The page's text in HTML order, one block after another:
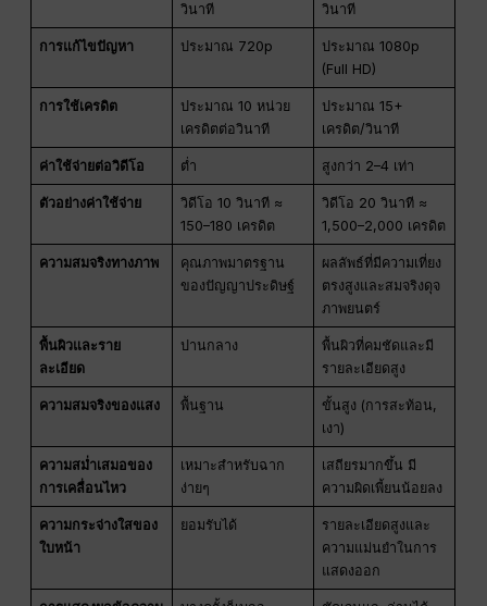
วินาที
วินาที
การแก้ไขปัญหา ประมาณ 720p
ประมาณ 1080p
(Full HD)
การใช้เครดิต
ประมาณ 10 หน่วย
เครดิตต่อวินาที
ประมาณ 15+
เครดิต/วินาที
ค่าใช้จ่ายต่อวิดีโอ ต่ำ สูงกว่า 2–4 เท่า
ตัวอย่างค่าใช้จ่าย
วิดีโอ 10 วินาที ≈
150–180 เครดิต
วิดีโอ 20 วินาที ≈
1,500–2,000 เครดิต
ความสมจริงทางภาพ
คุณภาพมาตรฐาน
ของปัญญาประดิษฐ์
ผลลัพธ์ที่มีความเที่ยง
ตรงสูงและสมจริงดุจ
ภาพยนตร์
พื้นผิวและราย
ละเอียด
ปานกลาง
พื้นผิวที่คมชัดและมี
รายละเอียดสูง
ความสมจริงของแสง พื้นฐาน
ขั้นสูง (การสะท้อน,
เงา)
ความสม่ำเสมอของ
การเคลื่อนไหว
เหมาะสำหรับฉาก
ง่ายๆ
เสถียรมากขึ้น มี
ความผิดเพี้ยนน้อยลง
ความกระจ่างใสของ
ใบหน้า
ยอมรับได้
รายละเอียดสูงและ
ความแม่นยำในการ
แสดงออก